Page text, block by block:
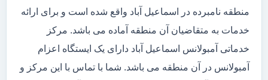
منطقه نامبرده در اسماعیل آباد واقع شده است و برای ارائه
خدمات به متقاضیان آن منطقه آماده می باشد. مرکز
خدماتی آمبولانس اسماعیل آباد دارای یک ایستگاه اعزام
آمبولانس در آن منطقه می باشد. شما با تماس با این مرکز و